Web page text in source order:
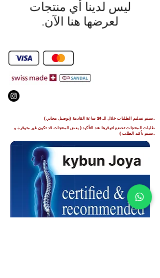
لعرضها هنا الآن.
سيتم تسليم الطلبات خلال الـ 24 ساعة القادمة (توصيل مجاني).
طلبات المنتجات تخضع لتوفرها عند التأكيد ( بعض المنتجات قد تكون غير متوفرة و
سيتم تأكيد الطلب).